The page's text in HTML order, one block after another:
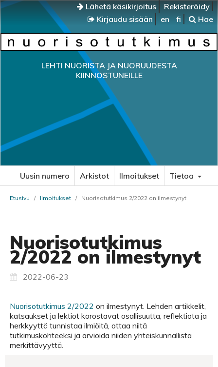
Lähetä käsikirjoitus
Rekisteröidy
Kirjaudu sisään
en fi Hae
LEHTI NUORISTA JA NUORUUDESTA
KIINNOSTUNEILLE
Uusin numero Arkistot Ilmoitukset Tietoa
Etusivu / Ilmoitukset / Nuorisotutkimus 2/2022 on ilmestynyt
Nuorisotutkimus
2/2022 on ilmestynyt
2022-06-23
Nuorisotutkimus 2/2022 on ilmestynyt. Lehden artikkelit,
katsaukset ja lektiot korostavat osallisuutta, reflektiota ja
herkkyyttä tunnistaa ilmiöitä, ottaa niitä
tutkimuskohteeksi ja arvioida niiden yhteiskunnallista
merkittävyyttä.